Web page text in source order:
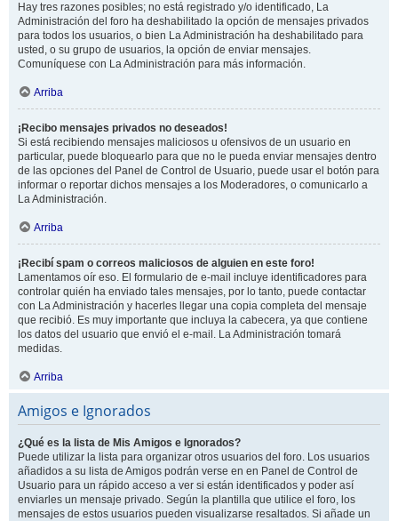
Hay tres razones posibles; no está registrado y/o identificado, La
Administración del foro ha deshabilitado la opción de mensajes privados
para todos los usuarios, o bien La Administración ha deshabilitado para
usted, o su grupo de usuarios, la opción de enviar mensajes.
Comuníquese con La Administración para más información.
Arriba
¡Recibo mensajes privados no deseados!
Si está recibiendo mensajes maliciosos u ofensivos de un usuario en
particular, puede bloquearlo para que no le pueda enviar mensajes dentro
de las opciones del Panel de Control de Usuario, puede usar el botón para
informar o reportar dichos mensajes a los Moderadores, o comunicarlo a
La Administración.
Arriba
¡Recibí spam o correos maliciosos de alguien en este foro!
Lamentamos oír eso. El formulario de e-mail incluye identificadores para
controlar quién ha enviado tales mensajes, por lo tanto, puede contactar
con La Administración y hacerles llegar una copia completa del mensaje
que recibió. Es muy importante que incluya la cabecera, ya que contiene
los datos del usuario que envió el e-mail. La Administración tomará
medidas.
Arriba
Amigos e Ignorados
¿Qué es la lista de Mis Amigos e Ignorados?
Puede utilizar la lista para organizar otros usuarios del foro. Los usuarios
añadidos a su lista de Amigos podrán verse en en Panel de Control de
Usuario para un rápido acceso a ver si están identificados y poder así
enviarles un mensaje privado. Según la plantilla que utilice el foro, los
mensajes de estos usuarios pueden visualizarse resaltados. Si añade un